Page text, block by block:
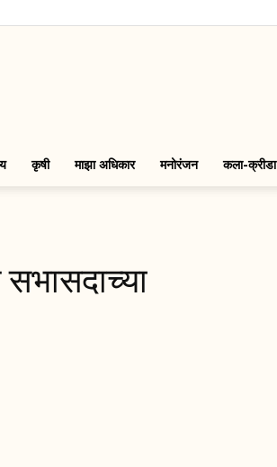
कृषी माझा अधिकार मनोरंजन कला-क्रीडा